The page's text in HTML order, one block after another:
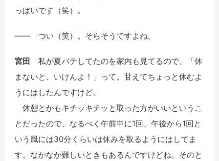
っぱいです（笑）。
―― つい（笑）。そらそうですよね。
宮田 私が夏バテしてたのを家内も見てるので、「休
まないと、いけんよ！」って。甘えてちょっと休むよ
うにはしたんですけど。
休憩とかもキチッキチッと取った方がいいというこ
とだったので、なるべく午前中に1回、午後から1回と
いう風には30分くらいは休みを取るようにはしてま
す。なかなか難しいときもあるんですけどね。そのと